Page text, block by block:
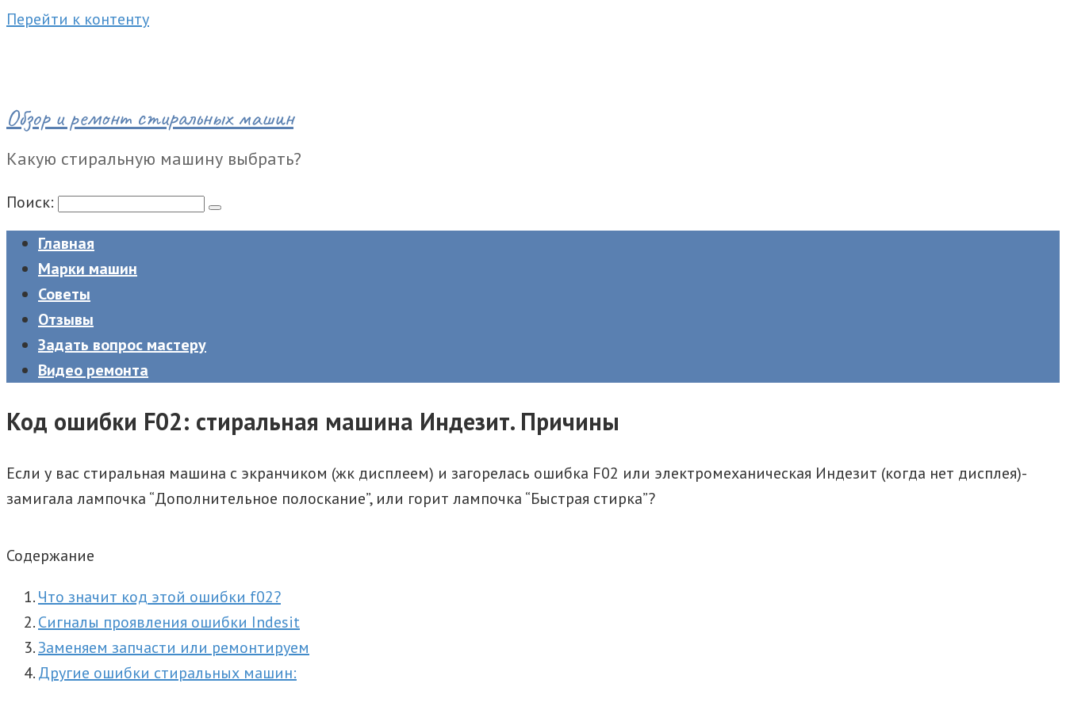
Перейти к контенту
Обзор и ремонт стиральных машин
Какую стиральную машину выбрать?
Поиск:
Главная
Марки машин
Советы
Отзывы
Задать вопрос мастеру
Видео ремонта
Код ошибки F02: стиральная машина Индезит. Причины
Если у вас стиральная машина с экранчиком (жк дисплеем) и загорелась ошибка F02 или электромеханическая Индезит (когда нет дисплея)-
замигала лампочка “Дополнительное полоскание”, или горит лампочка “Быстрая стирка”?
Содержание
Что значит код этой ошибки f02?
Сигналы проявления ошибки Indesit
Заменяем запчасти или ремонтируем
Другие ошибки стиральных машин: